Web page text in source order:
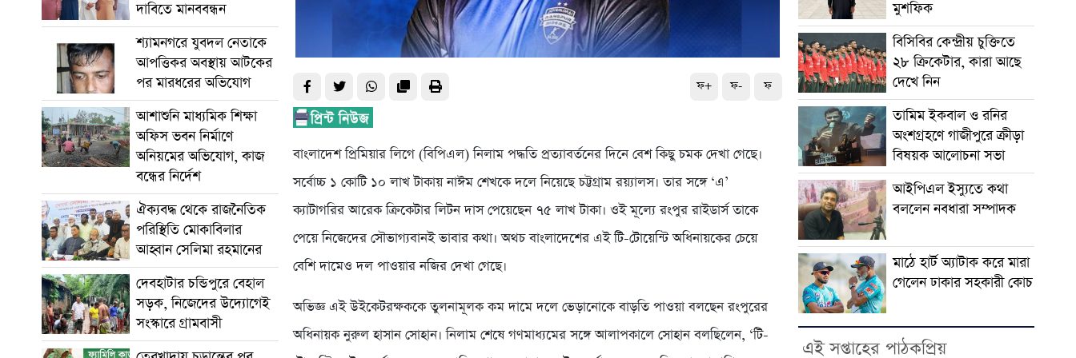
দাবিতে মানববন্ধন
শ্যামনগরে যুবদল নেতাকে
আপত্তিকর অবস্থায় আটকের
পর মারধরের অভিযোগ
আশাশুনি মাধ্যমিক শিক্ষা
অফিস ভবন নির্মাণে
অনিয়মের অভিযোগ, কাজ
বন্ধের নির্দেশ
ঐক্যবদ্ধ থেকে রাজনৈতিক
পরিস্থিতি মোকাবিলার
আহ্বান সেলিমা রহমানের
দেবহাটার চন্ডিপুরে বেহাল
সড়ক, নিজেদের উদ্যোগেই
সংস্কারে গ্রামবাসী
ফ+ ফ- ফ
বাংলাদেশ প্রিমিয়ার লিগে (বিপিএল) নিলাম পদ্ধতি প্রত্যাবর্তনের দিনে বেশ কিছু চমক দেখা গেছে।
সর্বোচ্চ ১ কোটি ১০ লাখ টাকায় নাঈম শেখকে দলে নিয়েছে চট্টগ্রাম রয়্যালস। তার সঙ্গে ‘এ’
ক্যাটাগরির আরেক ক্রিকেটার লিটন দাস পেয়েছেন ৭৫ লাখ টাকা। ওই মূল্যে রংপুর রাইডার্স তাকে
পেয়ে নিজেদের সৌভাগ্যবানই ভাবার কথা। অথচ বাংলাদেশের এই টি-টোয়েন্টি অধিনায়কের চেয়ে
বেশি দামেও দল পাওয়ার নজির দেখা গেছে।
অভিজ্ঞ এই উইকেটরক্ষককে তুলনামূলক কম দামে দলে ভেড়ানোকে বাড়তি পাওয়া বলছেন রংপুরের
অধিনায়ক নুরুল হাসান সোহান। নিলাম শেষে গণমাধ্যমের সঙ্গে আলাপকালে সোহান বলছিলেন, ‘টি-
মুশফিক
বিসিবির কেন্দ্রীয় চুক্তিতে
২৮ ক্রিকেটার, কারা আছে
দেখে নিন
তামিম ইকবাল ও রনির
অংশগ্রহণে গাজীপুরে ক্রীড়া
বিষয়ক আলোচনা সভা
আইপিএল ইস্যুতে কথা
বললেন নবধারা সম্পাদক
মাঠে হার্ট অ্যাটাক করে মারা
গেলেন ঢাকার সহকারী কোচ
এই সপ্তাহের পাঠকপ্রিয়